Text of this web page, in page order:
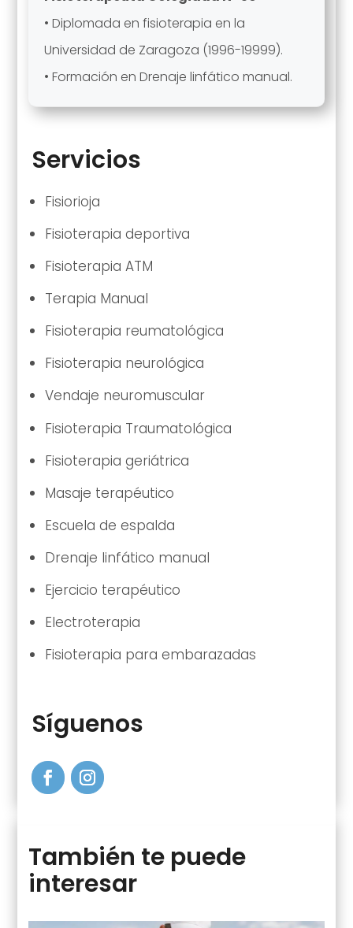
• Diplomada en fisioterapia en la
Universidad de Zaragoza (1996-19999).
• Formación en Drenaje linfático manual.
Servicios
Fisiorioja
Fisioterapia deportiva
Fisioterapia ATM
Terapia Manual
Fisioterapia reumatológica
Fisioterapia neurológica
Vendaje neuromuscular
Fisioterapia Traumatológica
Fisioterapia geriátrica
Masaje terapéutico
Escuela de espalda
Drenaje linfático manual
Ejercicio terapéutico
Electroterapia
Fisioterapia para embarazadas
Síguenos
También te puede
interesar